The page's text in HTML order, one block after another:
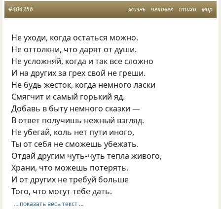
жизнь человек стихи мир
#404356
Не уходи, когда остаться можно.
Не оттолкни, что дарят от души.
Не усложняй, когда и так все сложно
И на других за грех свой не греши.
Не будь жесток, когда немного ласки
Смягчит и самый горький яд.
Добавь в быту немного сказки —
В ответ получишь нежный взгляд.
Не убегай, коль нет пути иного,
Ты от себя не сможешь убежать.
Отдай другим чуть-чуть тепла живого,
Храни, что можешь потерять.
И от других не требуй больше
Того, что могут тебе дать.
… показать весь текст …